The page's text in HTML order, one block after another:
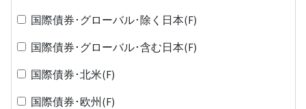
国際債券･グローバル･除く日本(F)
国際債券･グローバル･含む日本(F)
国際債券･北米(F)
国際債券･欧州(F)